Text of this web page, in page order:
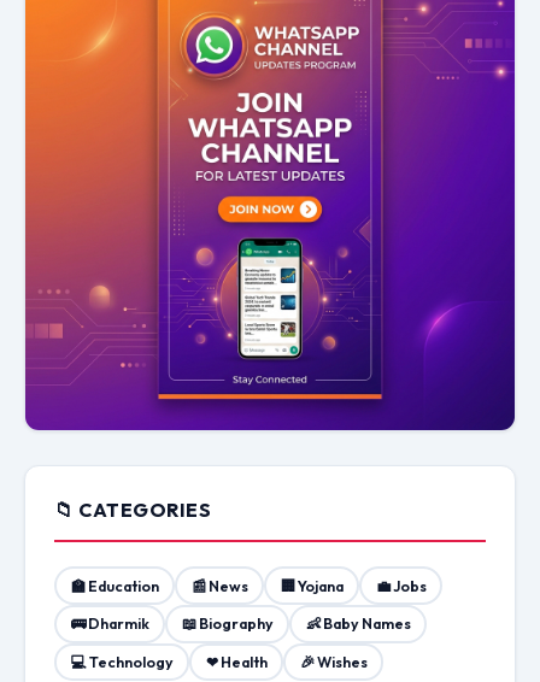
📁 CATEGORIES
🏫 Education 📰 News 🏢 Yojana 💼 Jobs
🚌 Dharmik 📖 Biography 👶 Baby Names
💻 Technology ❤ Health 🎉 Wishes